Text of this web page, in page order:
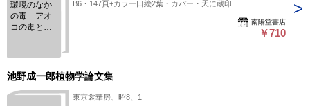
環境のなか
の毒 アオ
コの毒とダ
B6・147頁+カラー口絵2葉・カバー・天に蔵印
南陽堂書店
￥710
池野成一郎植物学論文集
東京裳華房、昭8、1